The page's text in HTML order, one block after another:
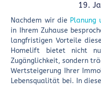
19.
Nachdem wir die Planung
in Ihrem Zuhause
langfristigen Vorteile
Homelift bietet nicht
Zugänglichkeit, sondern
Wertsteigerung Ihrer
Lebensqualität bei. In